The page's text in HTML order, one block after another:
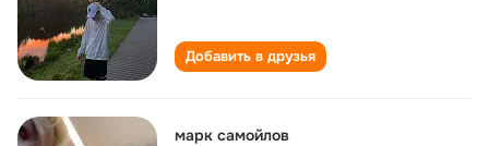
Добавить в друзья
марк самойлов